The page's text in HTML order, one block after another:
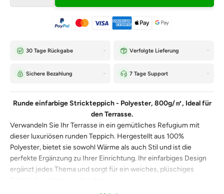
30 Tage Rückgabe Verfolgte Lieferung
Sichere Bezahlung 7 Tage Support
Runde einfarbige Strickteppich - Polyester, 800g/㎡, Ideal für
den Terrasse.
Verwandeln Sie Ihr Terrasse in ein gemütliches Refugium mit
dieser luxuriösen runden Teppich. Hergestellt aus 100%
Polyester, bietet sie sowohl Wärme als auch Stil und ist die
perfekte Ergänzung zu Ihrer Einrichtung. Ihr einfarbiges Design
ergänzt jedes Thema und sorgt für ein weiches, plüschiges